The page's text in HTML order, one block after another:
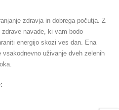
zdravja in dobrega počutja. Z
navade, ki vam bodo
energijo skozi ves dan. Ena
uživanje dveh zelenih